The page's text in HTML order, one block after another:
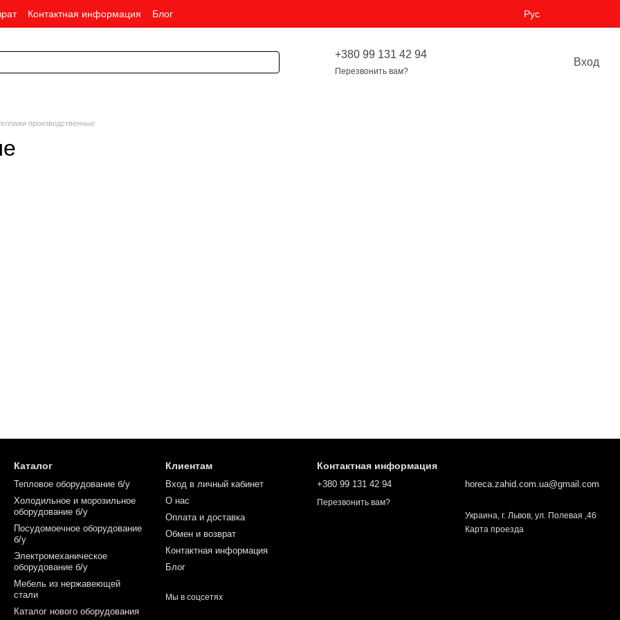
Контактная информация Блог Рус
+380 99 131 42 94
Перезвонить вам?
Вход
производственные
Каталог
Тепловое оборудование б/у
Холодильное и морозильное
оборудование б/у
Посудомоечное оборудование
б/у
Электромеханическое
оборудование б/у
Мебель из нержавеющей
стали
Каталог нового оборудования
Клиентам
Вход в личный кабинет
О нас
Оплата и доставка
Обмен и возврат
Контактная информация
Блог
Мы в соцсетях
Контактная информация
+380 99 131 42 94
Перезвонить вам?
horeca.zahid.com.ua@gmail.com
Украина, г. Львов, ул. Полевая ,46
Карта проезда